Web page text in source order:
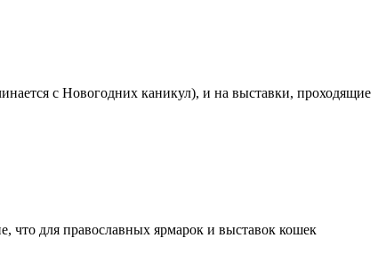
с Новогодних каникул), и на выставки, проходящие
что для православных ярмарок и выставок кошек